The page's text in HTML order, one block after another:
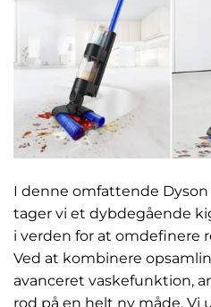
I denne omfattende Dyson
tager vi et dybdegående
i verden for at omdefinere
Ved at kombinere
avanceret vaskefunktion,
rod på en helt ny måde. Vi